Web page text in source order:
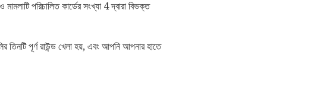
পরিচালিত কার্ডের সংখ্যা 4 দ্বারা বিভক্ত
পূর্ণ রাউন্ড খেলা হয়, এবং আপনি আপনার হাতে